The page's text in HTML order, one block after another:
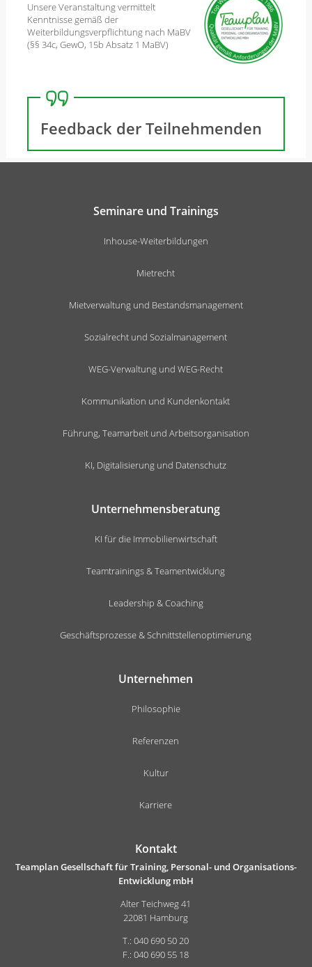
Unsere Veranstaltung vermittelt
Kenntnisse gemäß der
Weiterbildungsverpflichtung nach MaBV
(§§ 34c, GewO, 15b Absatz 1 MaBV)
Feedback der Teilnehmenden
Seminare und Trainings
Inhouse-Weiterbildungen
Mietrecht
Mietverwaltung und Bestandsmanagement
Sozialrecht und Sozialmanagement
WEG-Verwaltung und WEG-Recht
Kommunikation und Kundenkontakt
Führung, Teamarbeit und Arbeitsorganisation
KI, Digitalisierung und Datenschutz
Unternehmensberatung
KI für die Immobilienwirtschaft
Teamtrainings & Teamentwicklung
Leadership & Coaching
Geschäftsprozesse & Schnittstellenoptimierung
Unternehmen
Philosophie
Referenzen
Kultur
Karriere
Kontakt
Teamplan Gesellschaft für Training, Personal- und Organisations-
Entwicklung mbH
Alter Teichweg 41
22081 Hamburg
T.: 040 690 50 20
F.: 040 690 55 18